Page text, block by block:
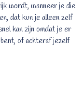
wordt, wanneer je die
dat kun je alleen zelf
kan zijn omdat je er
of achteraf jezelf